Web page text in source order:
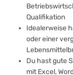
Qualifikation
Idealerweise
oder einer
Du hast gute
mit Excel,